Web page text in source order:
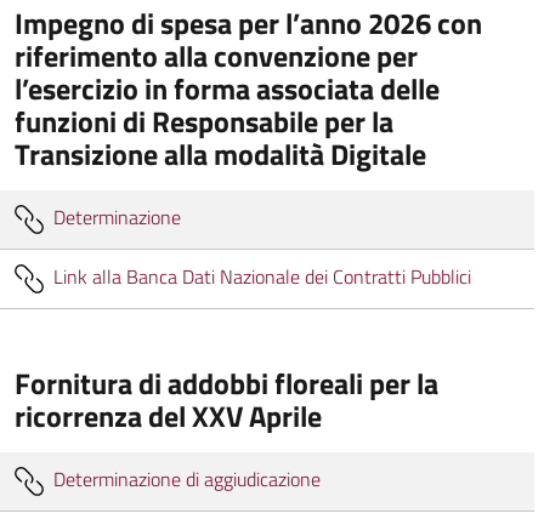
Impegno di spesa per l’anno 2026 con
riferimento alla convenzione per
l’esercizio in forma associata delle
funzioni di Responsabile per la
Transizione alla modalità Digitale
Determinazione
Link alla Banca Dati Nazionale dei Contratti Pubblici
Fornitura di addobbi floreali per la
ricorrenza del XXV Aprile
Determinazione di aggiudicazione